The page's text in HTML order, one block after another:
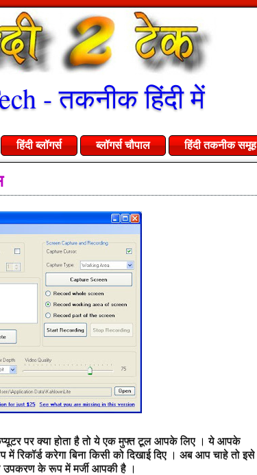
- तकनीक हिंदी में
हिंदी ब्लॉगर्स ब्लॉगर्स चौपाल हिंदी तकनीक समूह
पर क्या होता है तो ये एक मुफ्त टूल आपके लिए । ये आपके
में रिकॉर्ड करेगा बिना किसी को दिखाई दिए । अब आप चाहे तो इसे
उपकरण के रूप में मर्जी आपकी है ।